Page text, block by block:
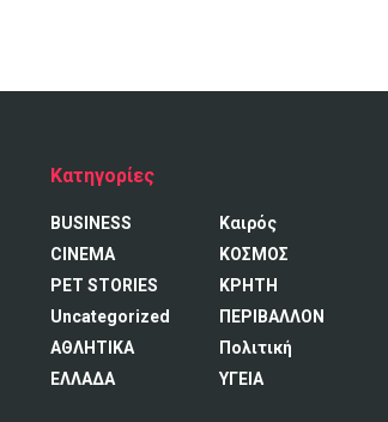
Κατηγορίες
BUSINESS
CINEMA
PET STORIES
Uncategorized
ΑΘΛΗΤΙΚΑ
ΕΛΛΑΔΑ
Καιρός
ΚΟΣΜΟΣ
ΚΡΗΤΗ
ΠΕΡΙΒΑΛΛΟΝ
Πολιτική
ΥΓΕΙΑ